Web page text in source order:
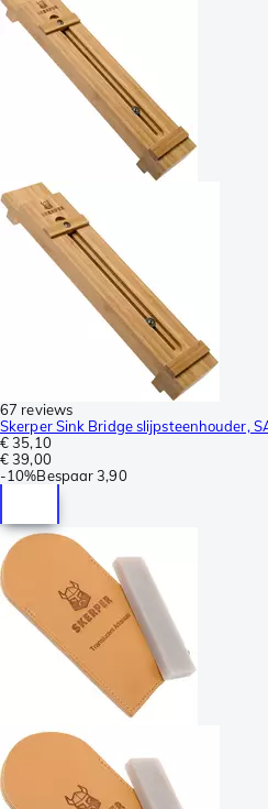
67 reviews
Skerper Sink Bridge slijpsteenhouder,
€ 35,10
€ 39,00
-10%Bespaar 3,90